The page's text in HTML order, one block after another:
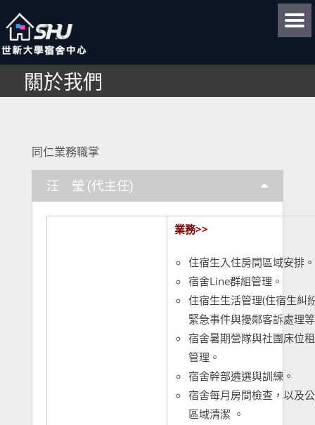
關於我們
同仁業務職掌
汪 瑩 (代主任)
業務>>
住宿生入住房間區域安排。
宿舍Line群組管理。
住宿生生活管理(住宿生糾
緊急事件與擾鄰客訴處理
宿舍暑期營隊與社團床位
管理。
宿舍幹部遴選與訓練。
宿舍每月房間檢查，以及
區域清潔 。